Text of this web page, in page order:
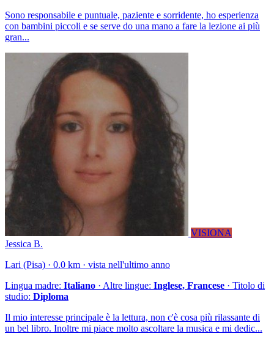
Sono responsabile e puntuale, paziente e sorridente, ho esperienza
con bambini piccoli e se serve do una mano a fare la lezione ai più
gran...
VISIONA
Jessica B.
Lari (Pisa) · 0.0 km · vista nell'ultimo anno
Lingua madre: Italiano · Altre lingue: Inglese, Francese · Titolo di
studio: Diploma
Il mio interesse principale è la lettura, non c'è cosa più rilassante di
un bel libro. Inoltre mi piace molto ascoltare la musica e mi dedic...